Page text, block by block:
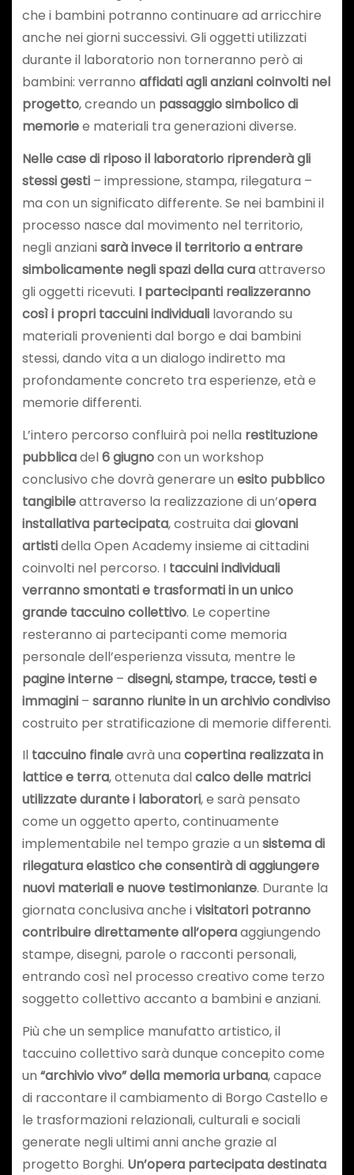
che i bambini potranno continuare ad arricchire
anche nei giorni successivi. Gli oggetti utilizzati
durante il laboratorio non torneranno però ai
bambini: verranno affidati agli anziani coinvolti nel
progetto, creando un passaggio simbolico di
memoriee materiali tra generazioni diverse.
Nelle case di riposo il laboratorio riprenderà gli
stessi gesti– impressione, stampa, rilegatura –
ma con un significato differente. Se nei bambini il
processo nasce dal movimento nel territorio,
negli anzianisarà invece il territorio a entrare
simbolicamente negli spazi della curaattraverso
gli oggetti ricevuti. I partecipanti realizzeranno
così i propri taccuini individuali lavorando su
materiali provenienti dal borgo e dai bambini
stessi, dando vita a un dialogo indiretto ma
profondamente concreto tra esperienze, età e
memorie differenti.
L’intero percorso confluirà poi nella restituzione
pubblicadel6 giugnocon un workshop
conclusivo che dovrà generare un esito pubblico
tangibileattraverso la realizzazione di un’opera
installativa partecipata, costruita daigiovani
artistidella Open Academy insieme ai cittadini
coinvolti nel percorso. I taccuini individuali
verranno smontati e trasformati in un unico
grande taccuino collettivo. Le copertine
resteranno ai partecipanti come memoria
personale dell’esperienza vissuta, mentre le
pagine interne– disegni, stampe, tracce, testi e
immagini– saranno riunite in un archivio condiviso
costruito per stratificazione di memorie differenti.
Il taccuino finaleavrà una copertina realizzata in
lattice e terra, ottenuta dalcalco delle matrici
utilizzate durante i laboratori, e sarà pensato
come un oggetto aperto, continuamente
implementabile nel tempo grazie a un sistema di
rilegatura elastico che consentirà di aggiungere
nuovi materiali e nuove testimonianze. Durante la
giornata conclusiva anche ivisitatori potranno
contribuire direttamente all’operaaggiungendo
stampe, disegni, parole o racconti personali,
entrando così nel processo creativo come terzo
soggetto collettivo accanto a bambini e anziani.
Più che un semplice manufatto artistico, il
taccuino collettivo sarà dunque concepito come
un “archivio vivo” della memoria urbana, capace
di raccontare il cambiamento di Borgo Castello e
le trasformazioni relazionali, culturali e sociali
generate negli ultimi anni anche grazie al
progetto Borghi. Un’opera partecipatadestinata